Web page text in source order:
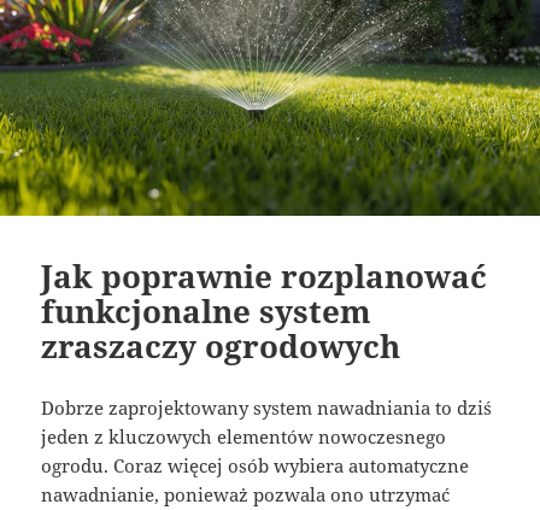
Jak poprawnie rozplanować
funkcjonalne system
zraszaczy ogrodowych
Dobrze zaprojektowany system nawadniania to dziś
jeden z kluczowych elementów nowoczesnego
ogrodu. Coraz więcej osób wybiera automatyczne
nawadnianie, ponieważ pozwala ono utrzymać